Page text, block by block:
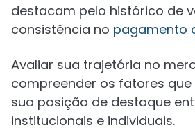
destacam pelo histórico de
consistência no pagamento
Avaliar sua trajetória no
compreender os fatores
sua posição de destaque
institucionais e individuais.